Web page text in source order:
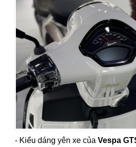
- Kiểu dáng yên xe của Vespa